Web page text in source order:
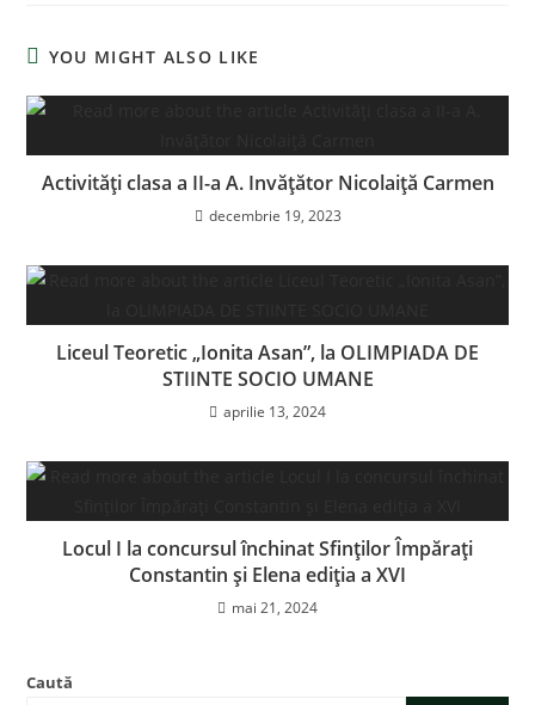
YOU MIGHT ALSO LIKE
Activități clasa a II-a A. Invățător Nicolaiță Carmen
decembrie 19, 2023
Liceul Teoretic „Ionita Asan”, la OLIMPIADA DE
STIINTE SOCIO UMANE
aprilie 13, 2024
Locul I la concursul închinat Sfinților Împărați
Constantin și Elena ediția a XVI
mai 21, 2024
Caută